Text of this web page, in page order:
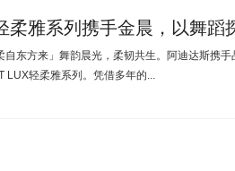
柔雅系列携手金晨，以舞蹈
东方来」舞韵晨光，柔韧共生。阿迪达斯携
LUX轻柔雅系列。凭借多年的...